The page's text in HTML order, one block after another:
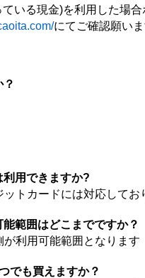
る現金)を利用した場合
にてご確認願いま
利用できますか?
トカードには対応してお
範囲はどこまでですか？
が利用可能範囲となります
でも買えますか？